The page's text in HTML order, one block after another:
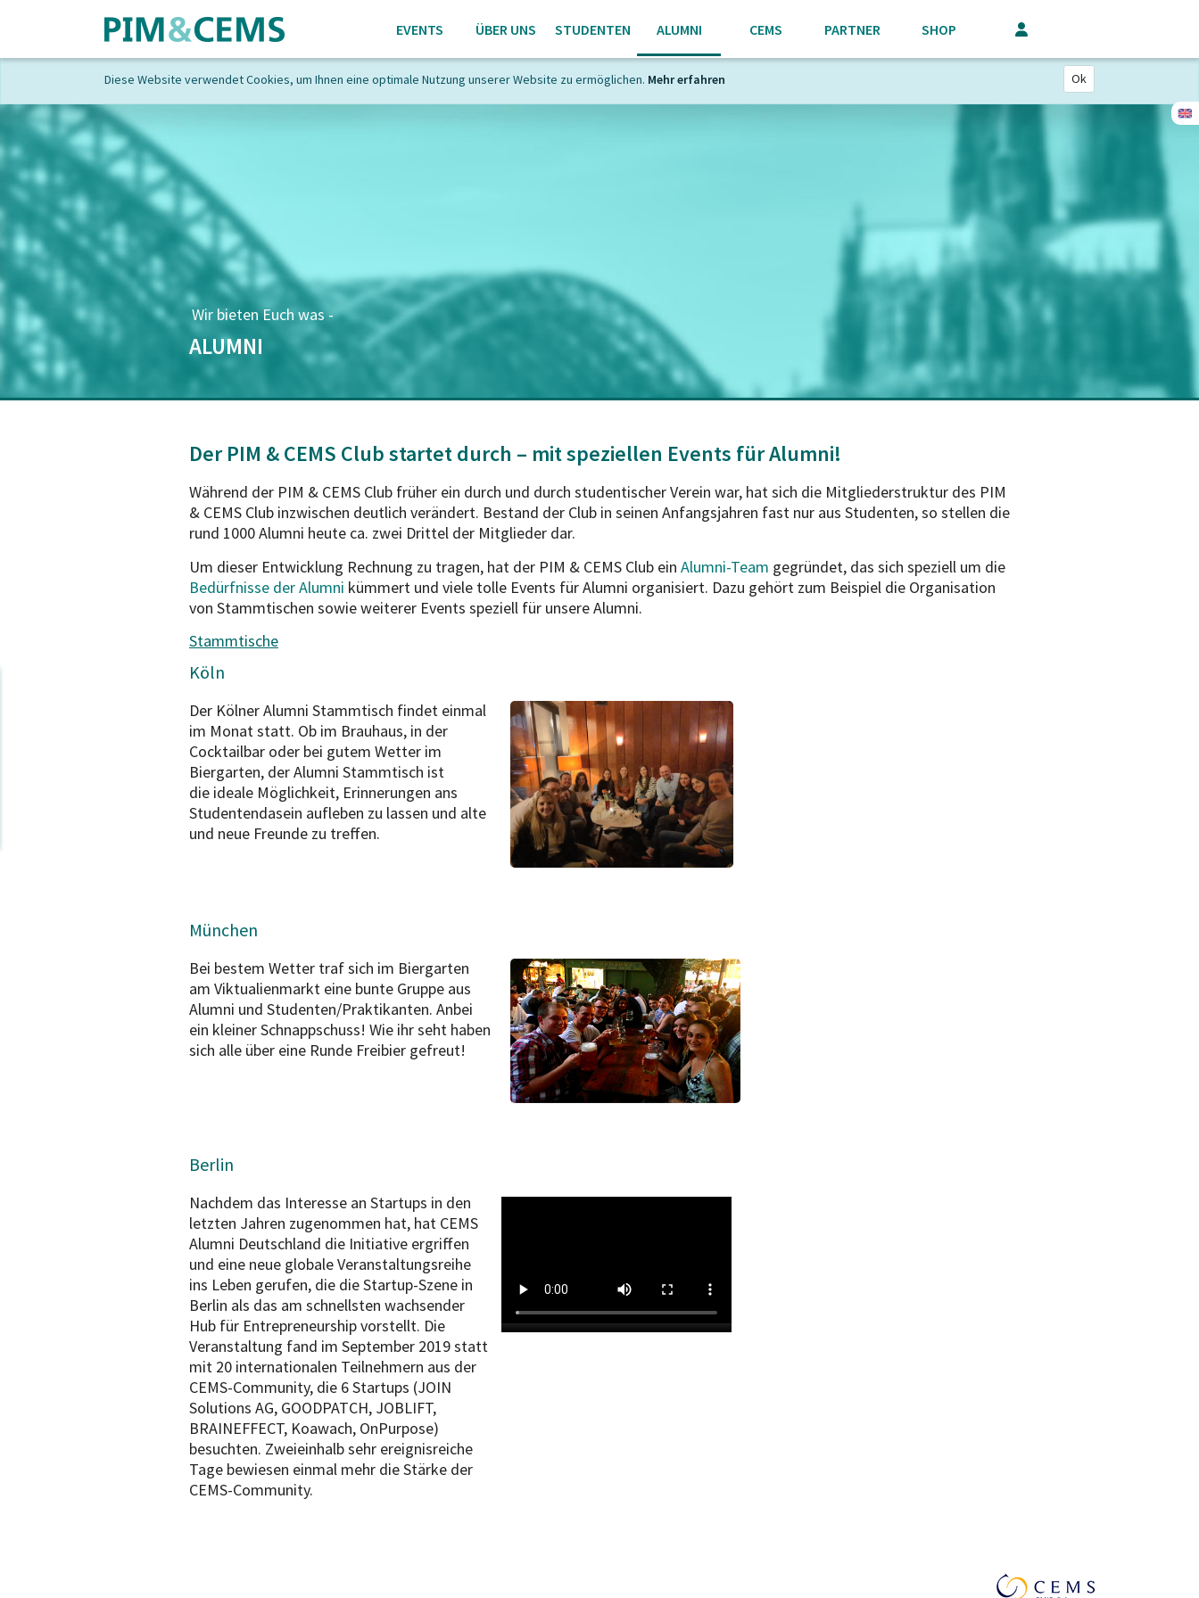
Diese Website verwendet Cookies, um Ihnen eine optimale Nutzung unserer Website zu ermöglichen. Mehr erfahren Ok
EVENTS ÜBER UNS STUDENTEN ALUMNI CEMS PARTNER SHOP
Wir bieten Euch was -
ALUMNI
Der PIM & CEMS Club startet durch – mit speziellen Events für Alumni!
Während der PIM & CEMS Club früher ein durch und durch studentischer Verein war, hat sich die Mitgliederstruktur des PIM
& CEMS Club inzwischen deutlich verändert. Bestand der Club in seinen Anfangsjahren fast nur aus Studenten, so stellen die
rund 1000 Alumni heute ca. zwei Drittel der Mitglieder dar.
Um dieser Entwicklung Rechnung zu tragen, hat der PIM & CEMS Club ein Alumni-Team gegründet, das sich speziell um die
Bedürfnisse der Alumni kümmert und viele tolle Events für Alumni organisiert. Dazu gehört zum Beispiel die Organisation
von Stammtischen sowie weiterer Events speziell für unsere Alumni.
Stammtische
Köln
Der Kölner Alumni Stammtisch findet einmal
im Monat statt. Ob im Brauhaus, in der
Cocktailbar oder bei gutem Wetter im
Biergarten, der Alumni Stammtisch ist
die ideale Möglichkeit, Erinnerungen ans
Studentendasein aufleben zu lassen und alte
und neue Freunde zu treffen.
München
Bei bestem Wetter traf sich im Biergarten
am Viktualienmarkt eine bunte Gruppe aus
Alumni und Studenten/Praktikanten. Anbei
ein kleiner Schnappschuss! Wie ihr seht haben
sich alle über eine Runde Freibier gefreut!
Berlin
Nachdem das Interesse an Startups in den
letzten Jahren zugenommen hat, hat CEMS
Alumni Deutschland die Initiative ergriffen
und eine neue globale Veranstaltungsreihe
ins Leben gerufen, die die Startup-Szene in
Berlin als das am schnellsten wachsender
Hub für Entrepreneurship vorstellt. Die
Veranstaltung fand im September 2019 statt
mit 20 internationalen Teilnehmern aus der
CEMS-Community, die 6 Startups (JOIN
Solutions AG, GOODPATCH, JOBLIFT,
BRAINEFFECT, Koawach, OnPurpose)
besuchten. Zweieinhalb sehr ereignisreiche
Tage bewiesen einmal mehr die Stärke der
CEMS-Community.